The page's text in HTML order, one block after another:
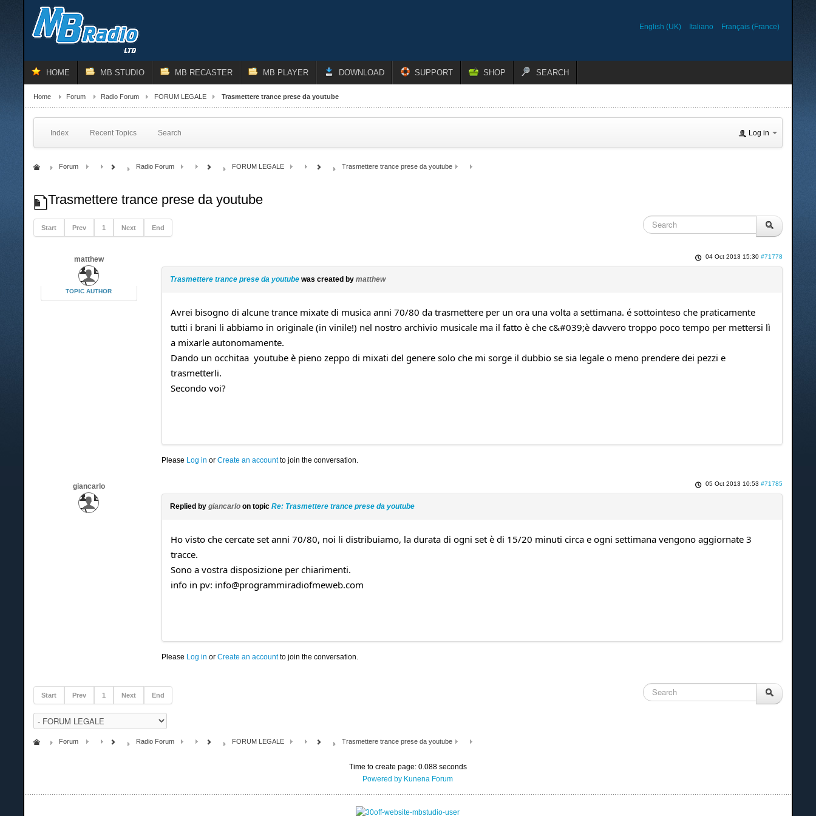
English (UK) Italiano Français (France)
HOME MB STUDIO MB RECASTER MB PLAYER DOWNLOAD SUPPORT SHOP SEARCH
Home Forum Radio Forum FORUM LEGALE Trasmettere trance prese da youtube
Index Recent Topics Search Log in
Forum Radio Forum FORUM LEGALE Trasmettere trance prese da youtube
Trasmettere trance prese da youtube
Start Prev 1 Next End
matthew
TOPIC AUTHOR
04 Oct 2013 15:30 #71778
Trasmettere trance prese da youtubewas created by matthew
Avrei bisogno di alcune trance mixate di musica anni 70/80 da trasmettere per un ora una volta a settimana. é sottointeso che praticamente
tutti i brani li abbiamo in originale (in vinile!) nel nostro archivio musicale ma il fatto è che c&#039;è davvero troppo poco tempo per mettersi lì
a mixarle autonomamente.
Dando un occhitaa youtube è pieno zeppo di mixati del genere solo che mi sorge il dubbio se sia legale o meno prendere dei pezzi e
trasmetterli.
Secondo voi?
Please Log in or Create an accountto join the conversation.
giancarlo 05 Oct 2013 10:53 #71785
Replied by giancarloon topic Re: Trasmettere trance prese da youtube
Ho visto che cercate set anni 70/80, noi li distribuiamo, la durata di ogni set è di 15/20 minuti circa e ogni settimana vengono aggiornate 3
tracce.
Sono a vostra disposizione per chiarimenti.
info in pv: info@programmiradiofmeweb.com
Please Log in or Create an accountto join the conversation.
Start Prev 1 Next End
Forum Radio Forum FORUM LEGALE Trasmettere trance prese da youtube
Time to create page: 0.088 seconds
Powered by Kunena Forum